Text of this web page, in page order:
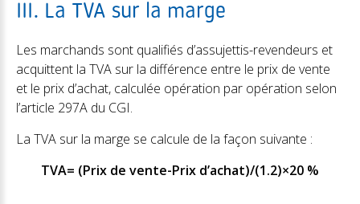
III. La TVA sur la marge
Les marchands sont qualifiés d’assujettis-revendeurs et
acquittent la TVA sur la différence entre le prix de vente
et le prix d’achat, calculée opération par opération selon
l’article 297A du CGI.
La TVA sur la marge se calcule de la façon suivante :
TVA= (Prix de vente-Prix d’achat)/(1.2)×20 %